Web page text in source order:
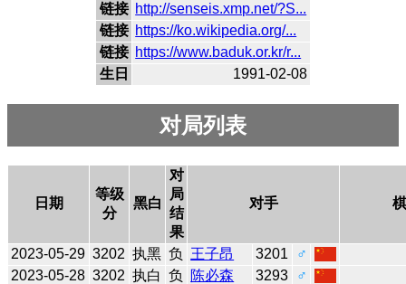
链接 http://senseis.xmp.net/?S...
链接 https://ko.wikipedia.org/...
链接 https://www.baduk.or.kr/r...
生日
1991-02-08
对局列表
日期
等级
分
黑白
对
局
结
果
对手
2023-05-29 3202 执黑 负 王子昂 3201
♂
2023-05-28 3202 执白 负 陈必森 3293
♂